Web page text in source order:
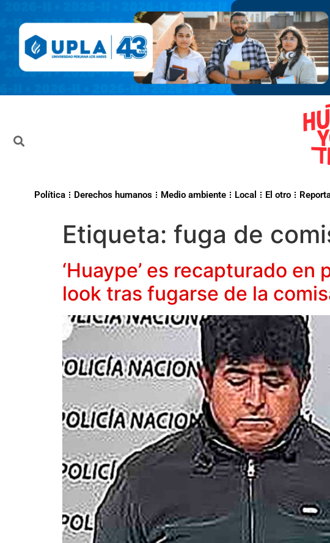
Política Derechos humanos Medio ambiente Local El otro
Etiqueta: fuga de
‘Huaype’ es recapturado
look tras fugarse de la